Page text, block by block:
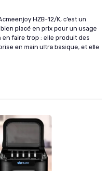
HZB-12/K, c’est un
placé en prix pour un usage
en faire trop : elle produit des
en main ultra basique, et elle